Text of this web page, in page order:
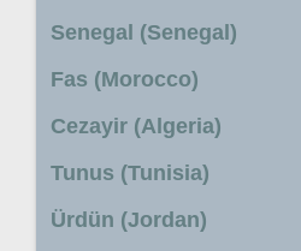
Senegal (Senegal)
Fas (Morocco)
Cezayir (Algeria)
Tunus (Tunisia)
Ürdün (Jordan)